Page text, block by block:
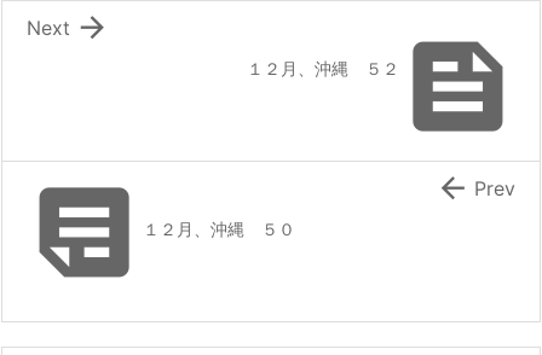

１２月、沖縄 ５２

Next
 １２月、沖縄 ５０
 Prev